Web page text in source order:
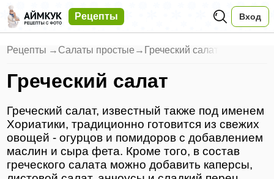
Рецепты Вход
Рецепты → Салаты простые → Греческий салат
Греческий салат
Греческий салат, известный также под именем
Хориатики, традиционно готовится из свежих
овощей - огурцов и помидоров с добавлением
маслин и сыра фета. Кроме того, в состав
греческого салата можно добавить каперсы,